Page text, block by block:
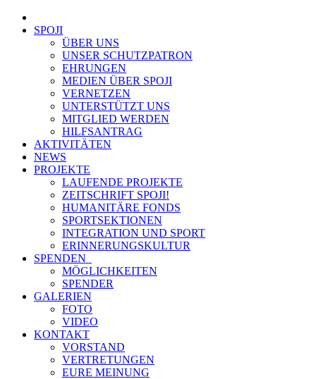
SPOJI
ÜBER UNS
UNSER SCHUTZPATRON
EHRUNGEN
MEDIEN ÜBER SPOJI
VERNETZEN
UNTERSTÜTZT UNS
MITGLIED WERDEN
HILFSANTRAG
AKTIVITÄTEN
NEWS
PROJEKTE
LAUFENDE PROJEKTE
ZEITSCHRIFT SPOJI!
HUMANITÄRE FONDS
SPORTSEKTIONEN
INTEGRATION UND SPORT
ERINNERUNGSKULTUR
SPENDEN
MÖGLICHKEITEN
SPENDER
GALERIEN
FOTO
VIDEO
KONTAKT
VORSTAND
VERTRETUNGEN
EURE MEINUNG